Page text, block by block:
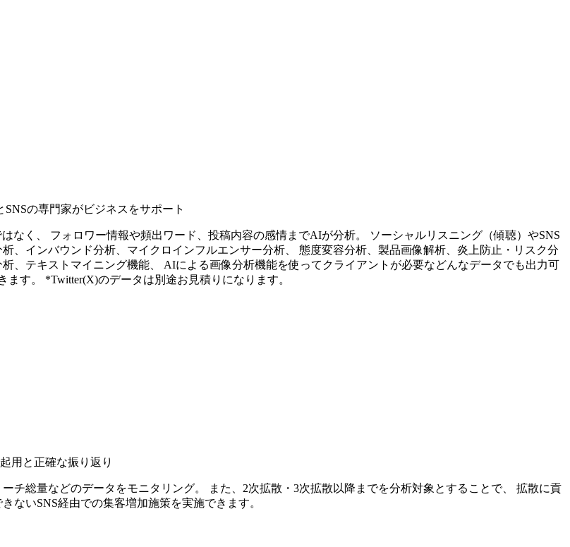
の専門家がビジネスをサポート
なく、 フォロワー情報や頻出ワード、投稿内容の感情までAIが分析。 ソーシャルリスニング（傾聴）やSNS
、インバウンド分析、マイクロインフルエンサー分析、 態度変容分析、製品画像解析、炎上防止・リスク分
、テキストマイニング機能、 AIによる画像分析機能を使ってクライアントが必要などんなデータでも出力可
す。 *Twitter(X)のデータは別途お見積りになります。
用と正確な振り返り
チ総量などのデータをモニタリング。 また、2次拡散・3次拡散以降までを分析対象とすることで、 拡散に貢
ないSNS経由での集客増加施策を実施できます。